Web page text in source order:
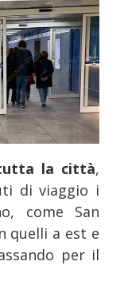
la città,
di viaggio i
come San
quelli a est e
per il